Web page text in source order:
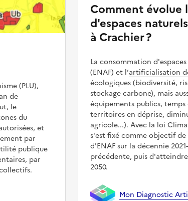
(PLU),
de
le
du
et
par
publique
par
Comment évolue
d'espaces
à Crachier ?
La consommation
(ENAF) et l’artificialisation
écologiques (biodiversité,
stockage carbone), mais
équipements publics,
territoires en déprise,
agricole...). Avec la loi
s'est fixé comme objectif de
d'ENAF sur la décennie
précédente, puis
2050.
Mon Diagnostic